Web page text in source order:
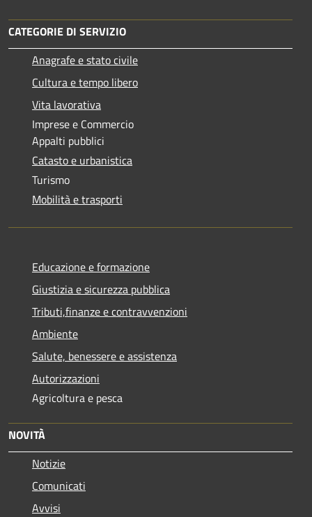
CATEGORIE DI SERVIZIO
Anagrafe e stato civile
Cultura e tempo libero
Vita lavorativa
Imprese e Commercio
Appalti pubblici
Catasto e urbanistica
Turismo
Mobilità e trasporti
Educazione e formazione
Giustizia e sicurezza pubblica
Tributi,finanze e contravvenzioni
Ambiente
Salute, benessere e assistenza
Autorizzazioni
Agricoltura e pesca
NOVITÀ
Notizie
Comunicati
Avvisi